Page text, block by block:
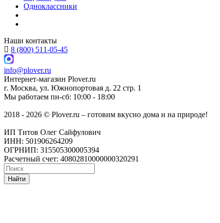
Одноклассники
Наши контакты
8 (800) 511-05-45
info@plover.ru
Интернет-магазин Plover.ru
г. Москва, ул. Южнопортовая д. 22 стр. 1
Мы работаем пн-сб: 10:00 - 18:00
2018 - 2026 © Plover.ru – готовим вкусно дома и на природе!
ИП Титов Олег Сайфулович
ИНН: 501906264209
ОГРНИП: 315505300005394
Расчетный счет: 40802810000000320291
Найти